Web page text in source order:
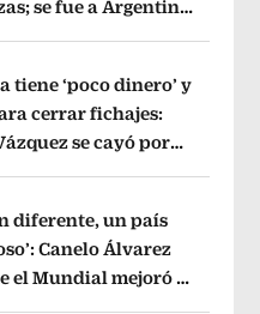
se fue a Argentina
tiene ‘poco dinero’ y
cerrar fichajes:
se cayó por
diferente, un país
Canelo Álvarez
el Mundial mejoró la